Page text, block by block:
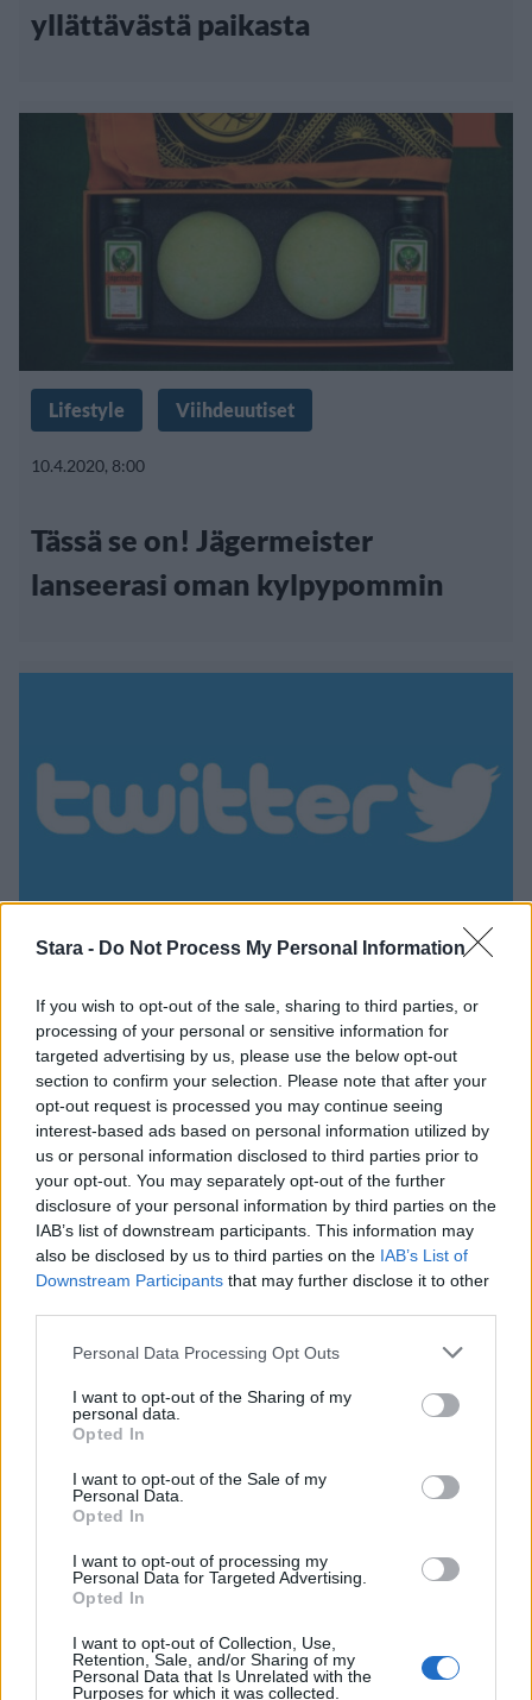
Stara - Do Not Process My Personal Information
If you wish to opt-out of the sale, sharing to third parties, or
processing of your personal or sensitive information for
targeted advertising by us, please use the below opt-out
section to confirm your selection. Please note that after your
opt-out request is processed you may continue seeing
interest-based ads based on personal information utilized by
us or personal information disclosed to third parties prior to
your opt-out. You may separately opt-out of the further
disclosure of your personal information by third parties on the
IAB’s list of downstream participants. This information may
also be disclosed by us to third parties on the IAB’s List of
Downstream Participants that may further disclose it to other
Personal Data Processing Opt Outs
I want to opt-out of the Sharing of my
personal data.
Opted In
I want to opt-out of the Sale of my
Personal Data.
Opted In
I want to opt-out of processing my
Personal Data for Targeted Advertising.
Opted In
I want to opt-out of Collection, Use,
Retention, Sale, and/or Sharing of my
Personal Data that Is Unrelated with the
Purposes for which it was collected.
yllättävästä paikasta
Lifestyle Viihdeuutiset
10.4.2020, 8:00
Tässä se on! Jägermeister
lanseerasi oman kylpypommin
1.3.2020, 14:40
Naisen viraalivideo hämmentää –
lämmin juustonaksukylpy rankan
päivän jälkeen
Uutiset